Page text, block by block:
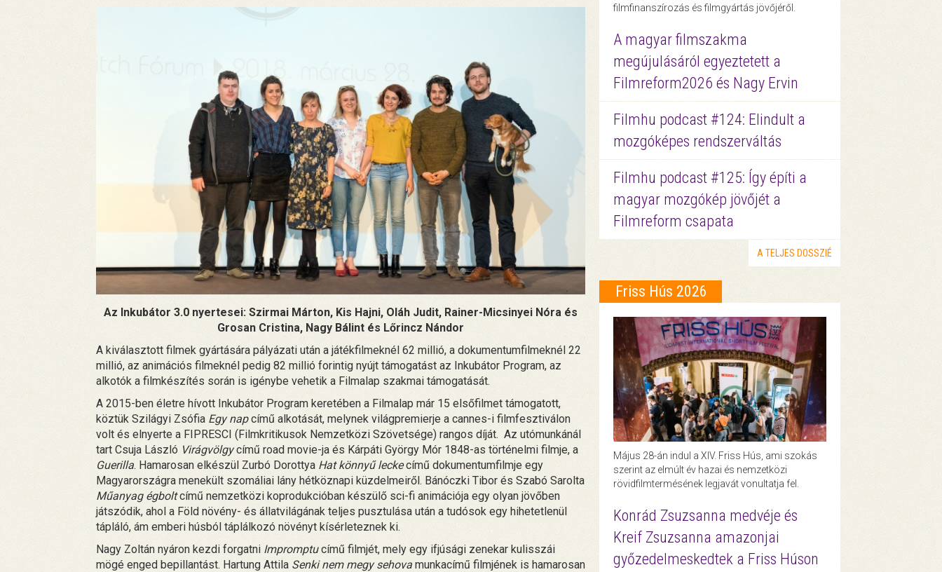
Az Inkubátor 3.0 nyertesei: Szirmai Márton, Kis Hajni, Oláh Judit, Rainer-Micsinyei Nóra és
Grosan Cristina, Nagy Bálint és Lőrincz Nándor
A kiválasztott filmek gyártására pályázati után a játékfilmeknél 62 millió, a dokumentumfilmeknél 22
millió, az animációs filmeknél pedig 82 millió forintig nyújt támogatást az Inkubátor Program, az
alkotók a filmkészítés során is igénybe vehetik a Filmalap szakmai támogatását.
A 2015-ben életre hívott Inkubátor Program keretében a Filmalap már 15 elsőfilmet támogatott,
köztük Szilágyi Zsófia Egy napcímű alkotását, melynek világpremierje a cannes-i filmfesztiválon
volt és elnyerte a FIPRESCI (Filmkritikusok Nemzetközi Szövetsége) rangos díját. Az utómunkánál
tart Csuja László Virágvölgycímű road movie-ja és Kárpáti György Mór 1848-as történelmi filmje, a
Guerilla. Hamarosan elkészül Zurbó Dorottya Hat könnyű leckecímű dokumentumfilmje egy
Magyarországra menekült szomáliai lány hétköznapi küzdelmeiről. Bánóczki Tibor és Szabó Sarolta
Műanyag égboltcímű nemzetközi koprodukcióban készülő sci-fi animációja egy olyan jövőben
játszódik, ahol a Föld növény- és állatvilágának teljes pusztulása után a tudósok egy hihetetlenül
tápláló, ám emberi húsból táplálkozó növényt kísérleteznek ki.
Nagy Zoltán nyáron kezdi forgatni Impromptucímű filmjét, mely egy ifjúsági zenekar kulisszái
mögé enged bepillantást. Hartung Attila Senki nem megy sehova munkacímű filmjének is hamarosan
filmfinanszírozás és filmgyártás jövőjéről.
A magyar filmszakma
megújulásáról egyeztetett a
Filmreform2026 és Nagy Ervin
Filmhu podcast #124: Elindult a
mozgóképes rendszerváltás
Filmhu podcast #125: Így építi a
magyar mozgókép jövőjét a
Filmreform csapata
A TELJES DOSSZIÉ
Friss Hús 2026
Május 28-án indul a XIV. Friss Hús, ami szokás
szerint az elmúlt év hazai és nemzetközi
rövidfilmtermésének legjavát vonultatja fel.
Konrád Zsuzsanna medvéje és
Kreif Zsuzsanna amazonjai
győzedelmeskedtek a Friss Húson